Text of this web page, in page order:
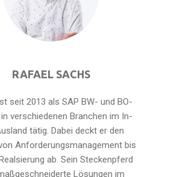
RAFAEL SACHS
seit 2013 als SAP BW- und BO-
verschiedenen Branchen im In-
tätig. Dabei deckt er den
Anforderungsmanagement bis
ab. Sein Steckenpferd
Lösungen im